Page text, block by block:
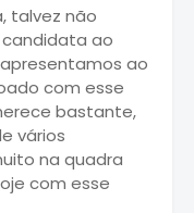
talvez não
ao
ao
com esse
bastante,
vários
na quadra
com esse